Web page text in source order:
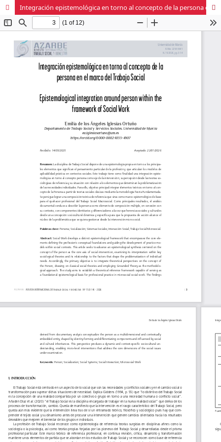
Integración epistemológica en torno al concepto de la persona en el marco del Trabajo Social